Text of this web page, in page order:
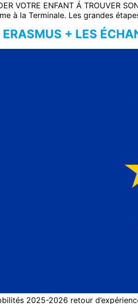
VOTRE ENFANT Á TROUVER
à la Terminale. Les grandes
ERASMUS + LES
2025-2026 retour